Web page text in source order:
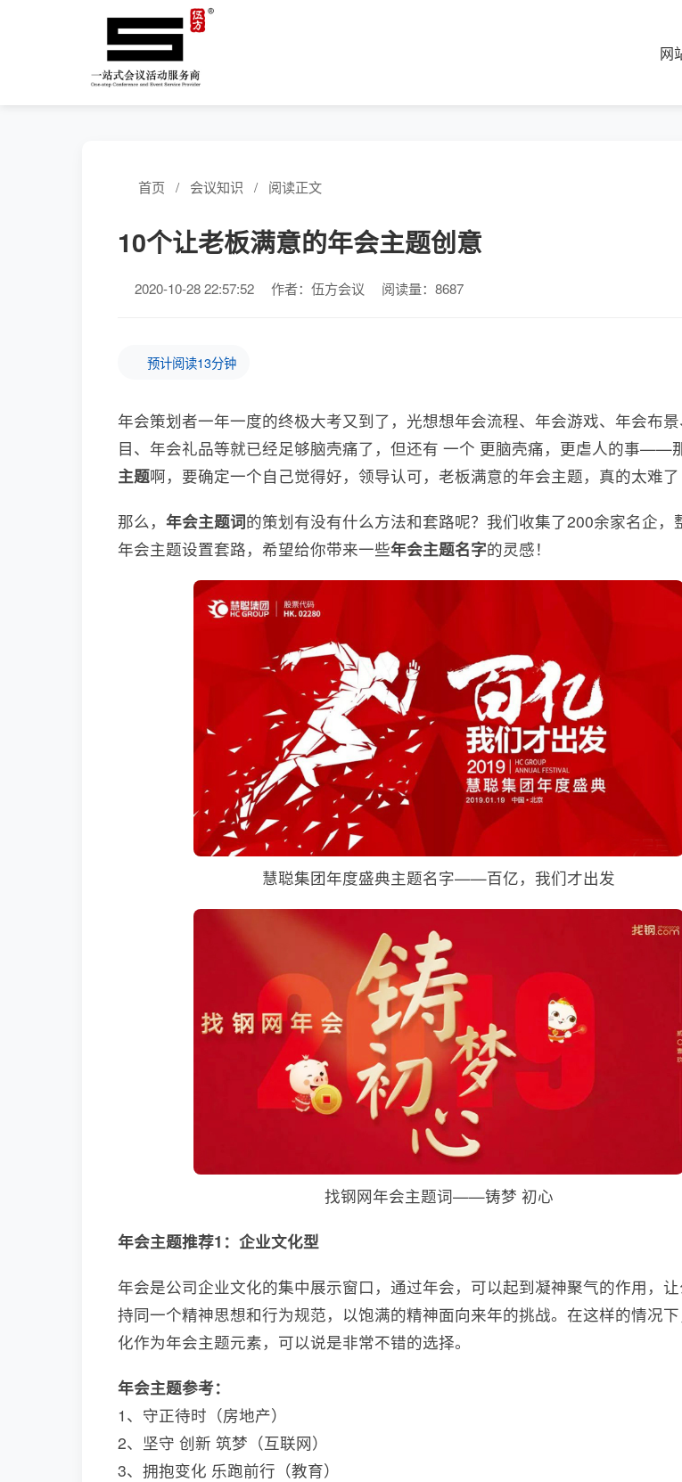
网
首页 / 会议知识 / 阅读正文
10个让老板满意的年会主题创意
2020-10-28 22:57:52 作者：伍方会议 阅读量：8687
预计阅读13分钟
年会策划者一年一度的终极大考又到了，光想想年会流程、年会游戏、年会布
目、年会礼品等就已经足够脑壳痛了，但还有 一个 更脑壳痛，更虐人的事——
主题啊，要确定一个自己觉得好，领导认可，老板满意的年会主题，真的太难了
那么， 年会主题词的策划有没有什么方法和套路呢？我们收集了200余家名企，
年会主题设置套路，希望给你带来一些年会主题名字的灵感！
慧聪集团年度盛典主题名字——百亿，我们才出发
找钢网年会主题词——铸梦 初心
年会主题推荐1：企业文化型
年会是公司企业文化的集中展示窗口，通过年会，可以起到凝神聚气的作用，
持同一个精神思想和行为规范，以饱满的精神面向来年的挑战。在这样的情况
化作为年会主题元素，可以说是非常不错的选择。
年会主题参考：
1、守正待时（房地产）
2、坚守 创新 筑梦（互联网）
3、拥抱变化 乐跑前行（教育）